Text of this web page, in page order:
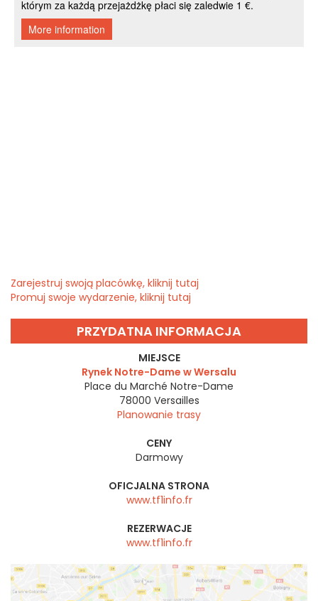
Zarejestruj swoją placówkę, kliknij tutaj
Promuj swoje wydarzenie, kliknij tutaj
PRZYDATNA INFORMACJA
MIEJSCE
Rynek Notre-Dame w Wersalu
Place du Marché Notre-Dame
78000 Versailles
Planowanie trasy
CENY
Darmowy
OFICJALNA STRONA
www.tf1info.fr
REZERWACJE
www.tf1info.fr